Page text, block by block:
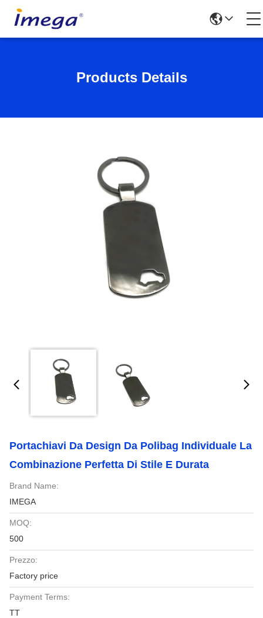
Products Details
Portachiavi Da Design Da Polibag Individuale La
Combinazione Perfetta Di Stile E Durata
Brand Name:
IMEGA
MOQ:
500
Prezzo:
Factory price
Payment Terms:
TT